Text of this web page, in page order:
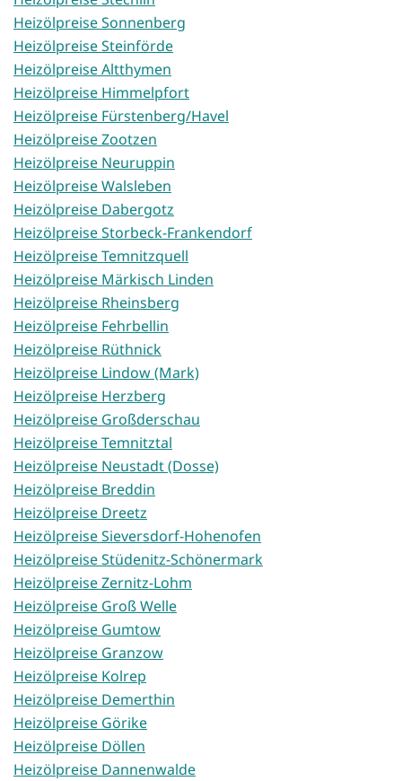
Heizölpreise Sonnenberg
Heizölpreise Steinförde
Heizölpreise Altthymen
Heizölpreise Himmelpfort
Heizölpreise Fürstenberg/Havel
Heizölpreise Zootzen
Heizölpreise Neuruppin
Heizölpreise Walsleben
Heizölpreise Dabergotz
Heizölpreise Storbeck-Frankendorf
Heizölpreise Temnitzquell
Heizölpreise Märkisch Linden
Heizölpreise Rheinsberg
Heizölpreise Fehrbellin
Heizölpreise Rüthnick
Heizölpreise Lindow (Mark)
Heizölpreise Herzberg
Heizölpreise Großderschau
Heizölpreise Temnitztal
Heizölpreise Neustadt (Dosse)
Heizölpreise Breddin
Heizölpreise Dreetz
Heizölpreise Sieversdorf-Hohenofen
Heizölpreise Stüdenitz-Schönermark
Heizölpreise Zernitz-Lohm
Heizölpreise Groß Welle
Heizölpreise Gumtow
Heizölpreise Granzow
Heizölpreise Kolrep
Heizölpreise Demerthin
Heizölpreise Görike
Heizölpreise Döllen
Heizölpreise Dannenwalde